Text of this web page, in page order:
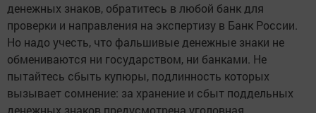
денежных знаков, обратитесь в любой банк для
проверки и направления на экспертизу в Банк России.
Но надо учесть, что фальшивые денежные знаки не
обмениваются ни государством, ни банками. Не
пытайтесь сбыть купюры, подлинность которых
вызывает сомнение: за хранение и сбыт поддельных
денежных знаков предусмотрена уголовная